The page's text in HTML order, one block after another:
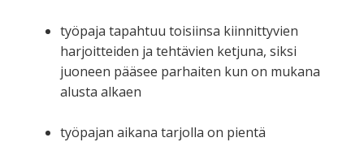
työpaja tapahtuu toisiinsa kiinnittyvien
harjoitteiden ja tehtävien ketjuna, siksi
juoneen pääsee parhaiten kun on mukana
alusta alkaen
työpajan aikana tarjolla on pientä